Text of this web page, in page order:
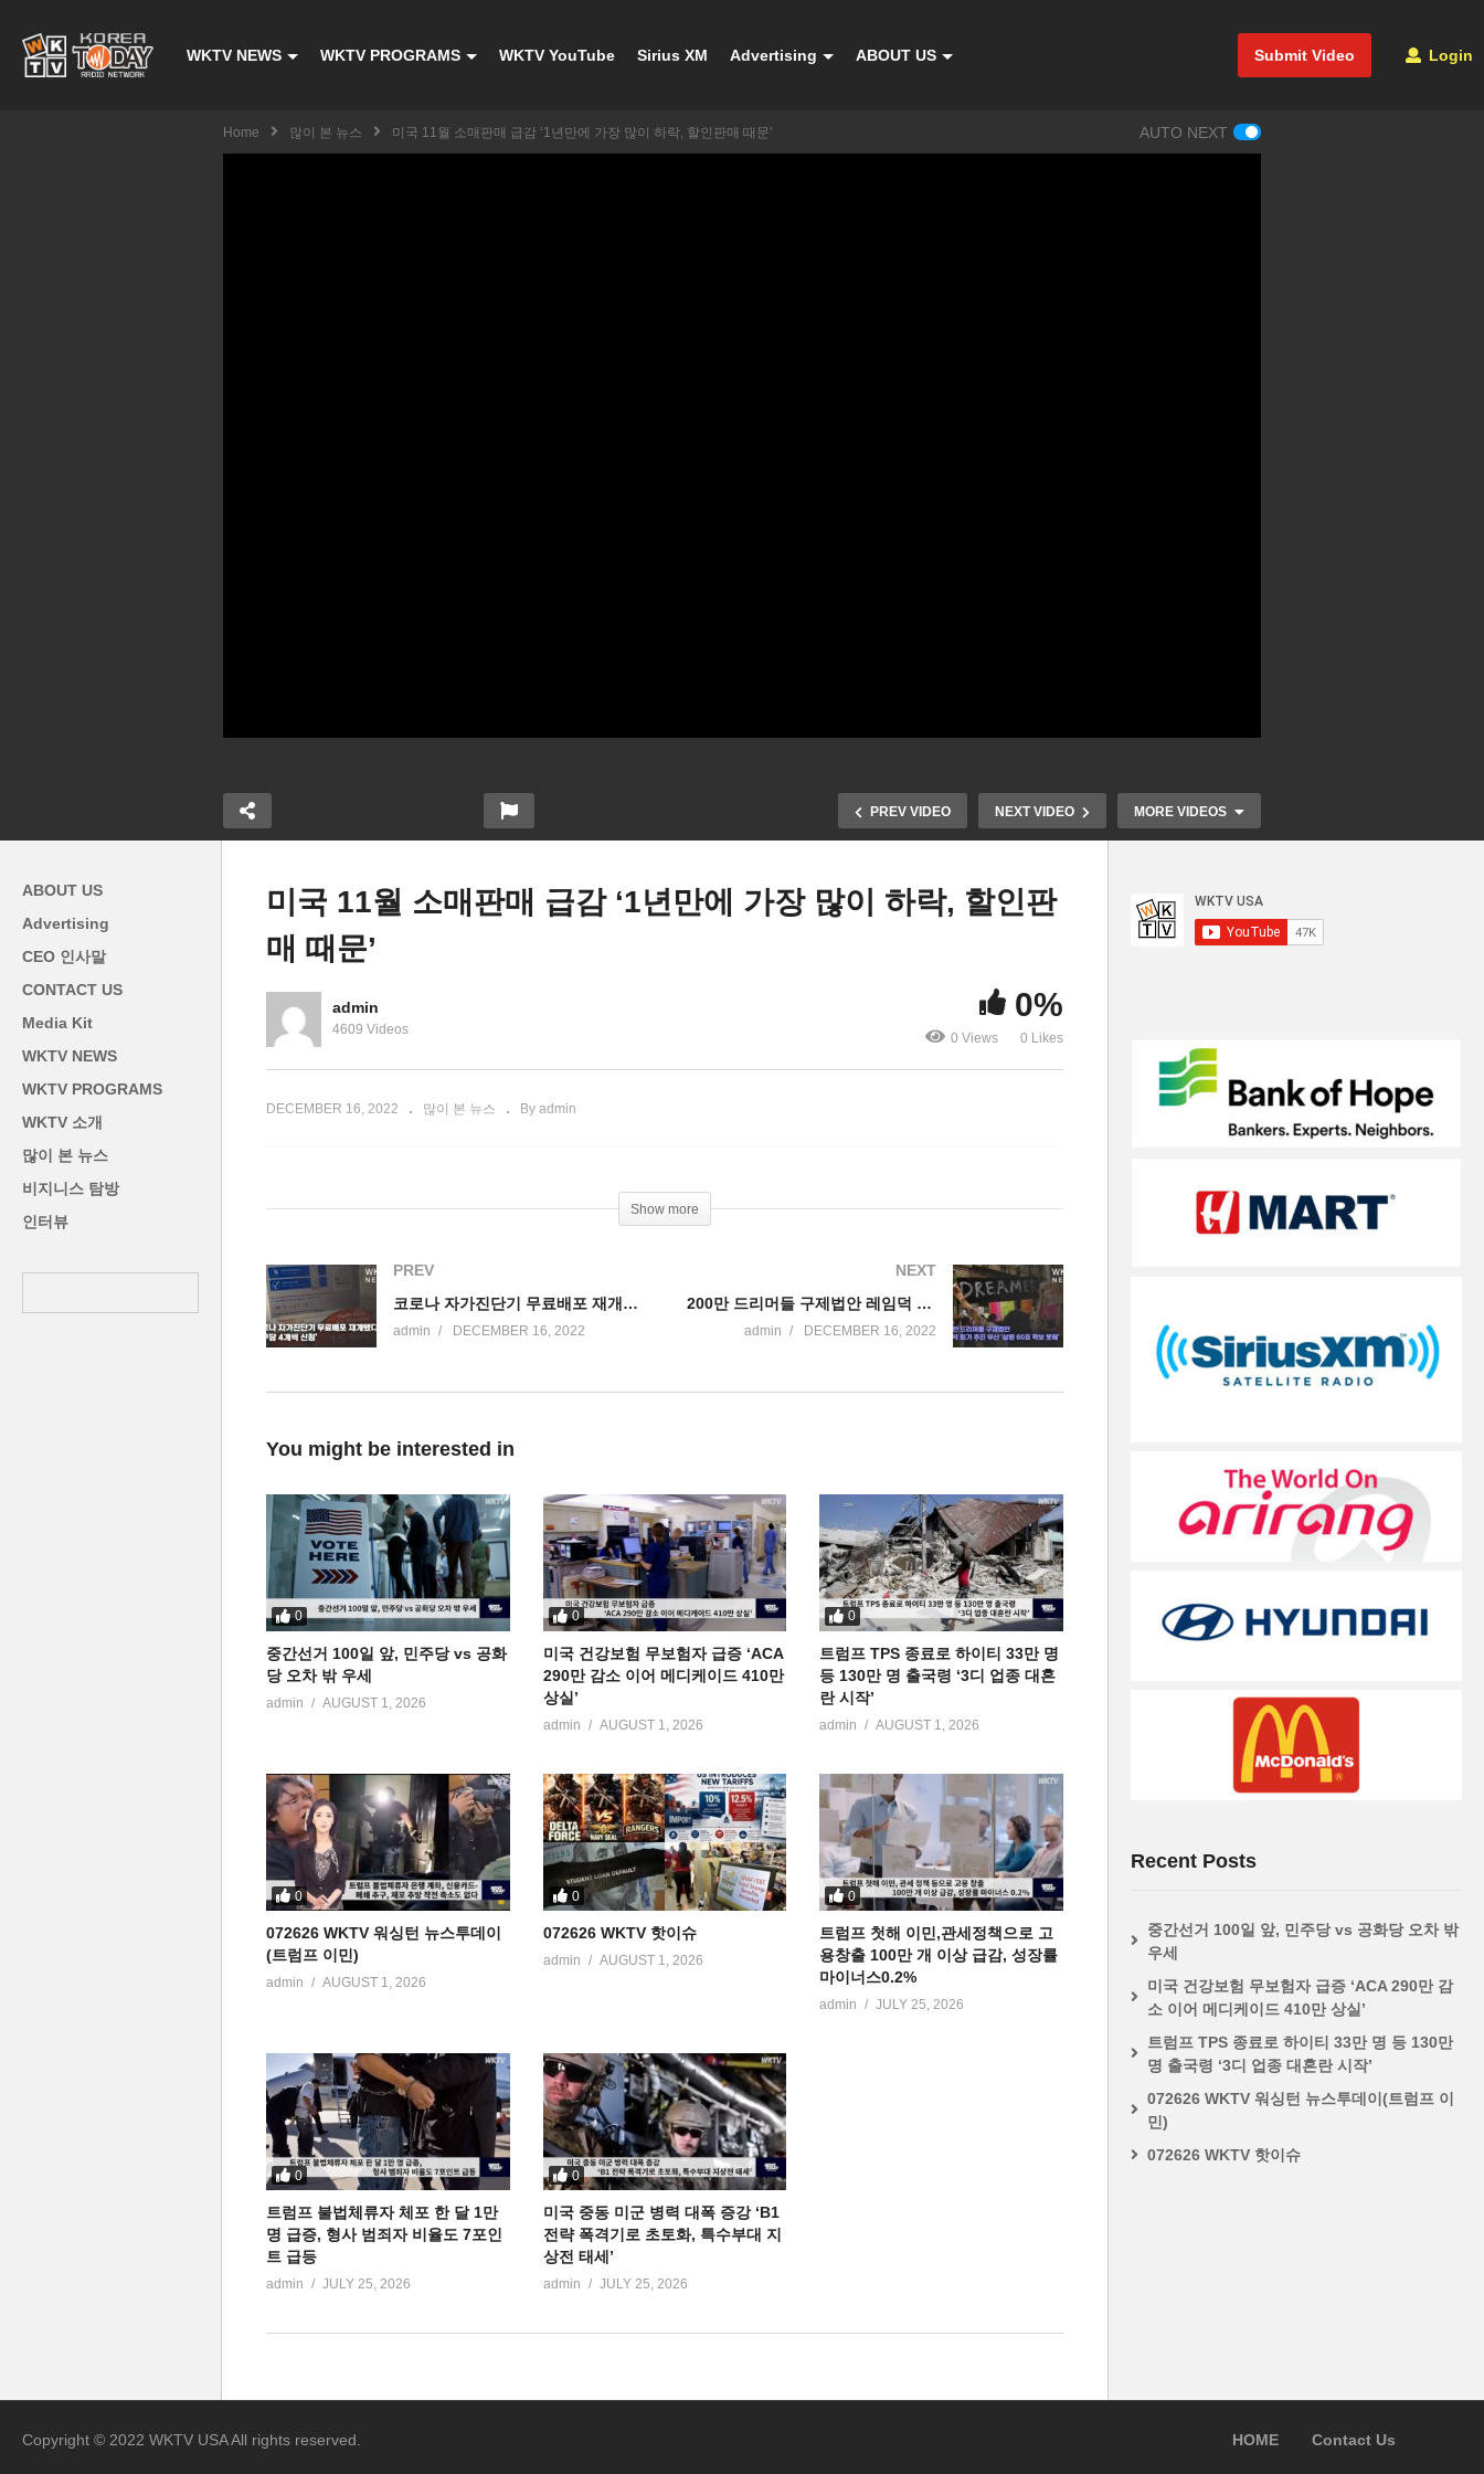
Submit Video Login
WKTV NEWS WKTV PROGRAMS WKTV YouTube Sirius XM Advertising ABOUT US
Home 많이 본 뉴스 미국 11월 소매판매 급감 ‘1년만에 가장 많이 하락, 할인판매 때문’ AUTO NEXT
PREV VIDEO NEXT VIDEO MORE VIDEOS
바이든 학자융자금 탕감 ‘새해
ABOUT US
Advertising
CEO 인사말
CONTACT US
Media Kit
WKTV NEWS
WKTV PROGRAMS
WKTV 소개
많이 본 뉴스
비지니스 탐방
인터뷰
미국 11월 소매판매 급감 ‘1년만에 가장 많이 하락, 할인판
매 때문’
admin
4609 Videos
0%
0 Views 0 Likes
DECEMBER 16, 2022 많이 본 뉴스 By admin
Show more
PREV
코로나 자가진단기 무료배포 재개됐다 ‘가구당 4개씩 신청’
admin DECEMBER 16, 2022
NEXT
200만 드리머들 구제법안 레임덕 회기 추진 무산 ‘상원 60표 확보 못해’
admin DECEMBER 16, 2022
You might be interested in
0
중간선거 100일 앞, 민주당 vs 공화
당 오차 밖 우세
admin AUGUST 1, 2026
0
미국 건강보험 무보험자 급증 ‘ACA
290만 감소 이어 메디케이드 410만
상실’
admin AUGUST 1, 2026
0
트럼프 TPS 종료로 하이티 33만 명
등 130만 명 출국령 ‘3디 업종 대혼
란 시작’
admin AUGUST 1, 2026
0
072626 WKTV 워싱턴 뉴스투데이
(트럼프 이민)
admin AUGUST 1, 2026
0
072626 WKTV 핫이슈
admin AUGUST 1, 2026
0
트럼프 첫해 이민,관세정책으로 고
용창출 100만 개 이상 급감, 성장률
마이너스0.2%
admin JULY 25, 2026
0
트럼프 불법체류자 체포 한 달 1만
명 급증, 형사 범죄자 비율도 7포인
트 급등
admin JULY 25, 2026
0
미국 중동 미군 병력 대폭 증강 ‘B1
전략 폭격기로 초토화, 특수부대 지
상전 태세’
admin JULY 25, 2026
Recent Posts
중간선거 100일 앞, 민주당 vs 공화당 오차 밖
우세
미국 건강보험 무보험자 급증 ‘ACA 290만 감
소 이어 메디케이드 410만 상실’
트럼프 TPS 종료로 하이티 33만 명 등 130만
명 출국령 ‘3디 업종 대혼란 시작’
072626 WKTV 워싱턴 뉴스투데이(트럼프 이
민)
072626 WKTV 핫이슈
Copyright © 2022 WKTV USA All rights reserved. HOME Contact Us